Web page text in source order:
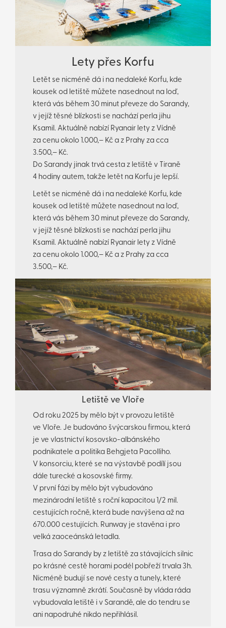
Lety přes Korfu
Letět se nicméně dá i na nedaleké Korfu, kde
kousek od letiště můžete nasednout na loď,
která vás během 30 minut převeze do Sarandy,
v jejíž těsné blízkosti se nachází perla jihu
Ksamil. Aktuálně nabízí Ryanair lety z Vídně
za cenu okolo 1.000,– Kč a z Prahy za cca
3.500,– Kč.
Do Sarandy jinak trvá cesta z letiště v Tiraně
4 hodiny autem, takže letět na Korfu je lepší.
Letět se nicméně dá i na nedaleké Korfu, kde
kousek od letiště můžete nasednout na loď,
která vás během 30 minut převeze do Sarandy,
v jejíž těsné blízkosti se nachází perla jihu
Ksamil. Aktuálně nabízí Ryanair lety z Vídně
za cenu okolo 1.000,– Kč a z Prahy za cca
3.500,– Kč.
Letiště ve Vloře
Od roku 2025 by mělo být v provozu letiště
ve Vloře. Je budováno švýcarskou firmou, která
je ve vlastnictví kosovsko-albánského
podnikatele a politika Behgjeta Pacolliho.
V konsorciu, které se na výstavbě podílí jsou
dále turecké a kosovské firmy.
V první fázi by mělo být vybudováno
mezinárodní letiště s roční kapacitou 1/2 mil.
cestujících ročně, která bude navýšena až na
670.000 cestu­jících. Runway je stavěna i pro
velká zaoceánská letadla.
Trasa do Sarandy by z letiště za stávajících silnic
po krásné cestě horami podél pobřeží trvala 3h.
Nicméně budují se nové cesty a tunely, které
trasu významně zkrátí. Současně by vláda ráda
vybudovala letiště i v Sarandě, ale do tendru se
ani napodruhé nikdo nepřihlásil.